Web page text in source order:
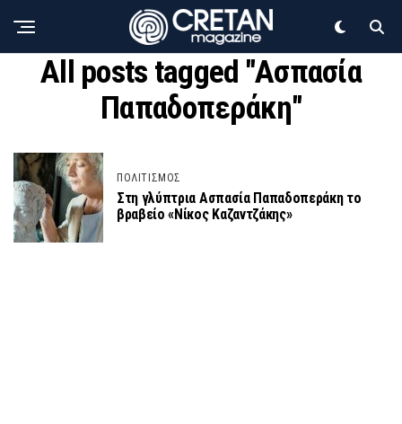
All posts tagged "Ασπασία
Παπαδοπεράκη"
ΠΟΛΙΤΙΣΜΟΣ
Στη γλύπτρια Ασπασία Παπαδοπεράκη το
βραβείο «Νίκος Καζαντζάκης»